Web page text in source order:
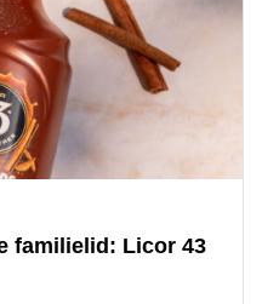
familielid: Licor 43